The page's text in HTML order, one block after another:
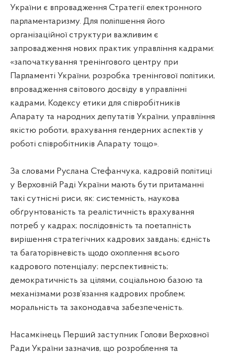
України є впровадження Стратегії електронного
парламентаризму. Для поліпшення його
організаційної структури важливим є
запровадження нових практик управління кадрами:
«започаткування тренінгового центру при
Парламенті України, розробка тренінгової політики,
впровадження світового досвіду в управлінні
кадрами, Кодексу етики для співробітників
Апарату та народних депутатів України, управління
якістю роботи, врахування гендерних аспектів у
роботі співробітників Апарату тощо».
За словами Руслана Стефанчука, кадровій політиці
у Верховній Раді України мають бути притаманні
такі сутнісні риси, як: системність, наукова
обґрунтованість та реалістичність врахування
потреб у кадрах; послідовність та поетапність
вирішення стратегічних кадрових завдань; єдність
та багаторівневість щодо охоплення всього
кадрового потенціалу; перспективність;
демократичність за цілями, соціальною базою та
механізмами розв’язання кадрових проблем;
моральність та законодавча забезпеченість.
Насамкінець Перший заступник Голови Верховної
Ради України зазначив, що розроблення та